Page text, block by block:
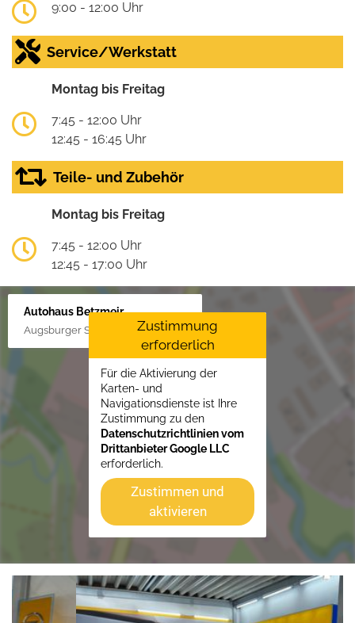
9:00 - 12:00 Uhr
Service/Werkstatt
Montag bis Freitag
7:45 - 12:00 Uhr
12:45 - 16:45 Uhr
Teile- und Zubehör
Montag bis Freitag
7:45 - 12:00 Uhr
12:45 - 17:00 Uhr
Autohaus Betzmeir
Augsburger Str. 33, 86551 Aichach
Zustimmung
erforderlich
Für die Aktivierung der
Karten- und
Navigationsdienste ist Ihre
Zustimmung zu den
Datenschutzrichtlinien vom
Drittanbieter Google LLC
erforderlich.
Zustimmen und
aktivieren